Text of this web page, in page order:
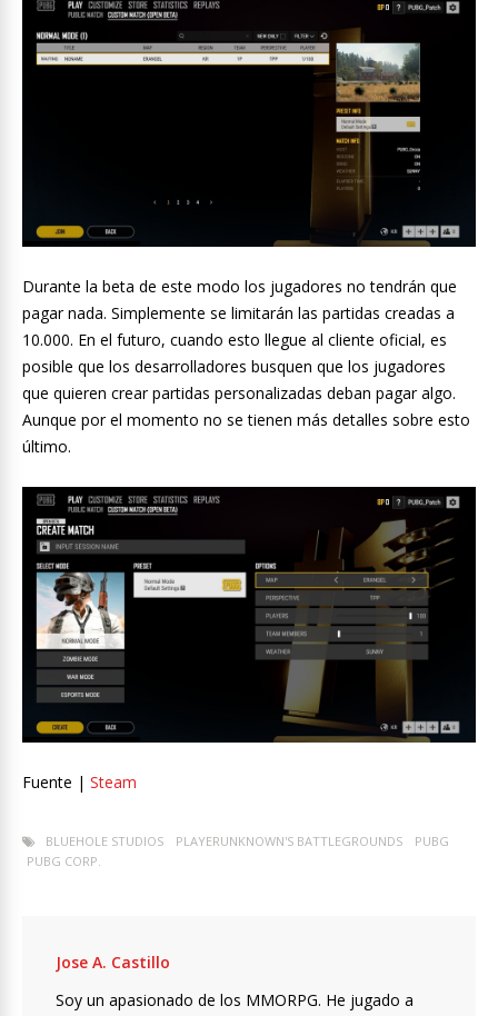
Durante la beta de este modo los jugadores no tendrán que
pagar nada. Simplemente se limitarán las partidas creadas a
10.000. En el futuro, cuando esto llegue al cliente oficial, es
posible que los desarrolladores busquen que los jugadores
que quieren crear partidas personalizadas deban pagar algo.
Aunque por el momento no se tienen más detalles sobre esto
último.
Fuente | Steam
BLUEHOLE STUDIOS PLAYERUNKNOWN'S BATTLEGROUNDS
PUBG
PUBG CORP.
Jose A. Castillo
Soy un apasionado de los MMORPG. He jugado a